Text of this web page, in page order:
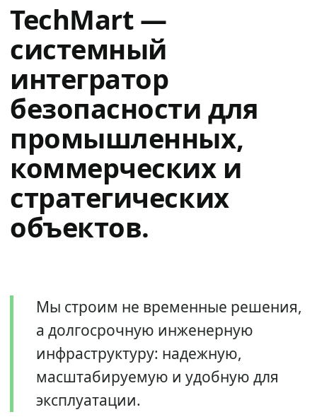
TechMart —
системный
интегратор
безопасности для
промышленных,
коммерческих и
стратегических
объектов.
Мы строим не временные решения,
а долгосрочную инженерную
инфраструктуру: надежную,
масштабируемую и удобную для
эксплуатации.